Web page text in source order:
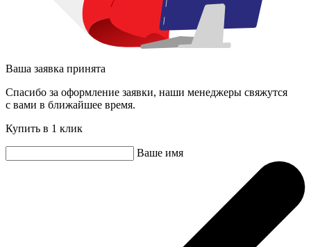
Ваша заявка принята
Спасибо за оформление заявки, наши менеджеры свяжутся
с вами в ближайшее время.
Купить в 1 клик
Ваше имя